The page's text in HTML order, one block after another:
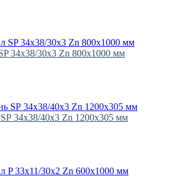
34х38/30х3 Zn 800х1000 мм
34х38/40х3 Zn 1200х305 мм